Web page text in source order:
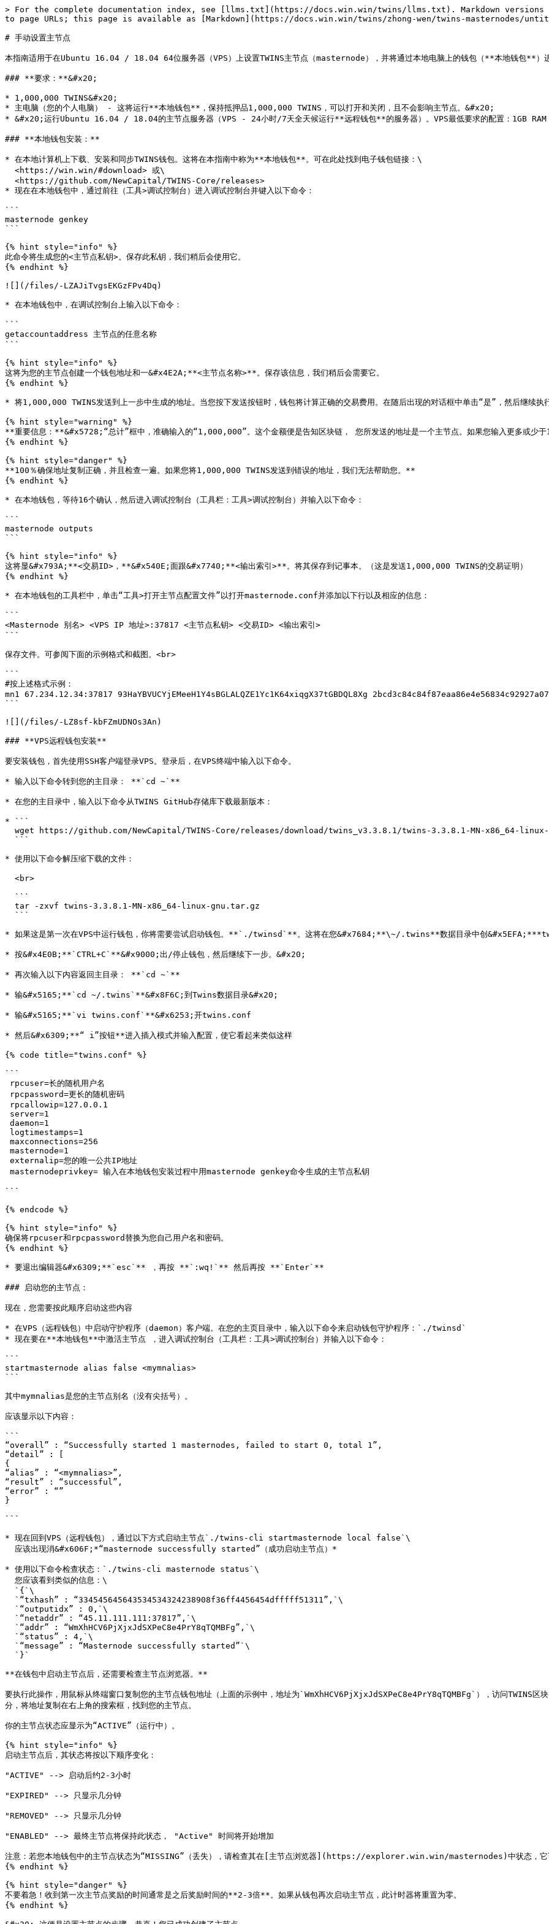
> For the complete documentation index, see [llms.txt](https://docs.win.win/twins/llms.txt). Markdown versions
to page URLs; this page is available as [Markdown](https://docs.win.win/twins/zhong-wen/twins-masternodes/
# 手动设置主节点
本指南适用于在Ubuntu 16.04 / 18.04 64位服务器（VPS）上设置TWINS主节点（masternode），并将通过本地电脑上的钱包（**本地钱包**）
### **要求：**&#x20;
* 1,000,000 TWINS&#x20;
* 主电脑（您的个人电脑） - 这将运行**本地钱包**，保持抵押品1,000,000 TWINS，可以打开和关闭，且不会影响主节点。&#x20;
* &#x20;运行Ubuntu 16.04 / 18.04的主节点服务器（VPS - 24小时/7天全天候运行**远程钱包**的服务器）。VPS最低要求的配置：1GB RAM
### **本地钱包安装：**
* 在本地计算机上下载、安装和同步TWINS钱包。这将在本指南中称为**本地钱包**。可在此处找到电子钱包链接：\
* 现在在本地钱包中，通过前往（工具>调试控制台）进入调试控制台并键入以下命令：
```
masternode genkey
```
{% hint style="info" %}
此命令将生成您的<主节点私钥>。保存此私钥，我们稍后会使用它。
{% endhint %}
![](/files/-LZAJiTvgsEKGzFPv4Dq)
* 在本地钱包中，在调试控制台上输入以下命令：
```
getaccountaddress 主节点的任意名称
```
{% hint style="info" %}
这将为您的主节点创建一个钱包地址和一&#x4E2A;**<主节点名称>**。保存该信息，我们稍后会需要它。
{% endhint %}
* 将1,000,000 TWINS发送到上一步中生成的地址。当您按下发送按钮时，钱包将计算正确的交易费用。在随后出现的对话框中单击“是”，然后继续执行
{% hint style="warning" %}
**重要信息：**&#x5728;“总计”框中，准确输入的“1,000,000”。这个金额便是告知区块链， 您所发送的地址是一个主节点。如果您输入更多或少于
{% endhint %}
{% hint style="danger" %}
**100％确保地址复制正确，并且检查一遍。如果您将1,000,000 TWINS发送到错误的地址，我们无法帮助您。**
{% endhint %}
* 在本地钱包，等待16个确认，然后进入调试控制台（工具栏：工具>调试控制台）并输入以下命令：
```
masternode outputs
```
{% hint style="info" %}
这将显&#x793A;**<交易ID>，**&#x540E;面跟&#x7740;**<输出索引>**。将其保存到记事本。（这是发送1,000,000 TWINS的交易证明）
{% endhint %}
* 在本地钱包的工具栏中，单击“工具>打开主节点配置文件”以打开masternode.conf并添加以下行以及相应的信息：
```
<Masternode 别名> <VPS IP 地址>:37817 <主节点私钥> <交易ID> <输出索引>
```
保存文件。可参阅下面的示例格式和截图。<br>
```
#按上述格式示例：
mn1 67.234.12.34:37817 93HaYBVUCYjEMeeH1Y4sBGLALQZE1Yc1K64xiqgX37tGBDQL8Xg
```
![](/files/-LZ8sf-kbFZmUDNOs3An)
### **VPS远程钱包安装**
要安装钱包，首先使用SSH客户端登录VPS。登录后，在VPS终端中输入以下命令。
* 输入以下命令转到您的主目录： **`cd ~`**
* 在您的主目录中，输入以下命令从TWINS GitHub存储库下载最新版本：
* ```
* 使用以下命令解压缩下载的文件：
* 如果这是第一次在VPS中运行钱包，你将需要尝试启动钱包。**`./twinsd`**。这将在您&#x7684;**\~/.twins**数据目录中创
* 按&#x4E0B;**`CTRL+C`**&#x9000;出/停止钱包，然后继续下一步。&#x20;
* 再次输入以下内容返回主目录： **`cd ~`**
* 输&#x5165;**`cd ~/.twins`**&#x8F6C;到Twins数据目录&#x20;
* 输&#x5165;**`vi twins.conf`**&#x6253;开twins.conf
* 然后&#x6309;**“ i”按钮**进入插入模式并输入配置，使它看起来类似这样
{% code title="twins.conf" %}
```
```
{% endcode %}
{% hint style="info" %}
确保将rpcuser和rpcpassword替换为您自己用户名和密码。
{% endhint %}
* 要退出编辑器&#x6309;**`esc`** ，再按 **`:wq!`** 然后再按 **`Enter`**
### 启动您的主节点：
现在，您需要按此顺序启动这些内容
* 在VPS（远程钱包）中启动守护程序（daemon）客户端。在您的主页目录中，输入以下命令来启动钱包守护程序：`./twinsd`
* 现在要在**本地钱包**中激活主节点 ，进入调试控制台（工具栏：工具>调试控制台）并输入以下命令：
```
startmasternode alias false <mymnalias>
```
其中mymnalias是您的主节点别名（没有尖括号）。
应该显示以下内容：
```
“overall” : “Successfully started 1 masternodes, failed to start 0, total 1”,
“detail” : [
{
“alias” : “<mymnalias>”,
“result” : “successful”,
“error” : “”
}
```
* 现在回到VPS（远程钱包），通过以下方式启动主节点`./twins-cli startmasternode local false`\
* 使用以下命令检查状态：`./twins-cli masternode status`\
**在钱包中启动主节点后，还需要检查主节点浏览器。**
要执行此操作，用鼠标从终端窗口复制您的主节点钱包地址（上面的示例中，地址为`WmXhHCV6PjXjxJdSXPeC8e4PrY8qTQMBFg`），访
分，将地址复制在右上角的搜索框，找到您的主节点。
你的主节点状态应显示为“ACTIVE”（运行中）。
{% hint style="info" %}
启动主节点后，其状态将按以下顺序变化：
"ACTIVE" --> 启动后约2-3小时
"EXPIRED" --> 只显示几分钟
"REMOVED" --> 只显示几分钟
"ENABLED" --> 最终主节点将保持此状态， "Active" 时间将开始增加
注意：若您本地钱包中的主节点状态为“MISSING”（丢失），请检查其在[主节点浏览器](https://explorer.win.win/masternodes)中状态，它可
{% endhint %}
{% hint style="danger" %}
不要着急！收到第一次主节点奖励的时间通常是之后奖励时间的**2-3倍**。如果从钱包再次启动主节点，此计时器将重置为零。
{% endhint %}